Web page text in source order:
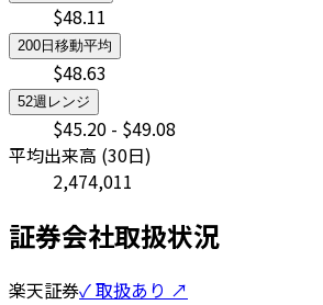
$48.11
200日移動平均
$48.63
52週レンジ
$45.20 - $49.08
平均出来高 (30日)
2,474,011
証券会社取扱状況
楽天証券✓ 取扱あり ↗